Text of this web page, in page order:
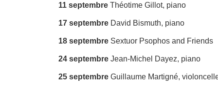
11 septembre Théotime Gillot, piano
17 septembre David Bismuth, piano
18 septembre Sextuor Psophos and Friends
24 septembre Jean-Michel Dayez, piano
25 septembre Guillaume Martigné,